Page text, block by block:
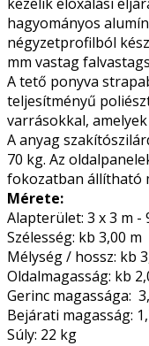
hagyományos
négyzetprofilból
mm vastag
A tető ponyva
teljesítményű
varrásokkal,
A anyag
70 kg. Az
fokozatban állítható
Mérete:
Alapterület: 3 x 3 m -
Szélesség: kb 3,00 m
Mélység / hossz: kb
Oldalmagasság: kb
Gerinc magassága:
Bejárati magasság:
Súly: 22 kg